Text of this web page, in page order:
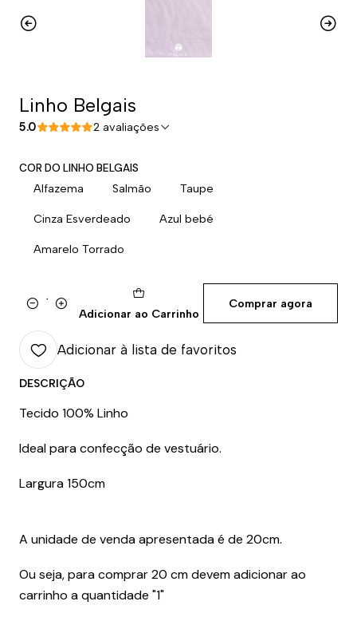
Linho Belgais
5.0 2 avaliações
COR DO LINHO BELGAIS
Alfazema Salmão Taupe
Cinza Esverdeado Azul bebé
Amarelo Torrado
QuantidadeAdicionar ao Carrinho
Comprar agora
Adicionar à lista de favoritos
DESCRIÇÃO
Tecido 100% Linho
Ideal para confecção de vestuário.
Largura 150cm
A unidade de venda apresentada é de 20cm.
Ou seja, para comprar 20 cm devem adicionar ao
carrinho a quantidade "1"